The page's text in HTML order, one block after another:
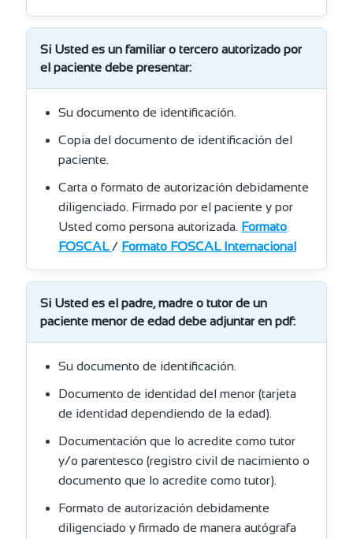
Si Usted es un familiar o tercero autorizado por
el paciente debe presentar:
Su documento de identificación.
Copia del documento de identificación del
paciente.
Carta o formato de autorización debidamente
diligenciado. Firmado por el paciente y por
Usted como persona autorizada. Formato
FOSCAL / Formato FOSCAL Internacional
Si Usted es el padre, madre o tutor de un
paciente menor de edad debe adjuntar en pdf:
Su documento de identificación.
Documento de identidad del menor (tarjeta
de identidad dependiendo de la edad).
Documentación que lo acredite como tutor
y/o parentesco (registro civil de nacimiento o
documento que lo acredite como tutor).
Formato de autorización debidamente
diligenciado y firmado de manera autógrafa